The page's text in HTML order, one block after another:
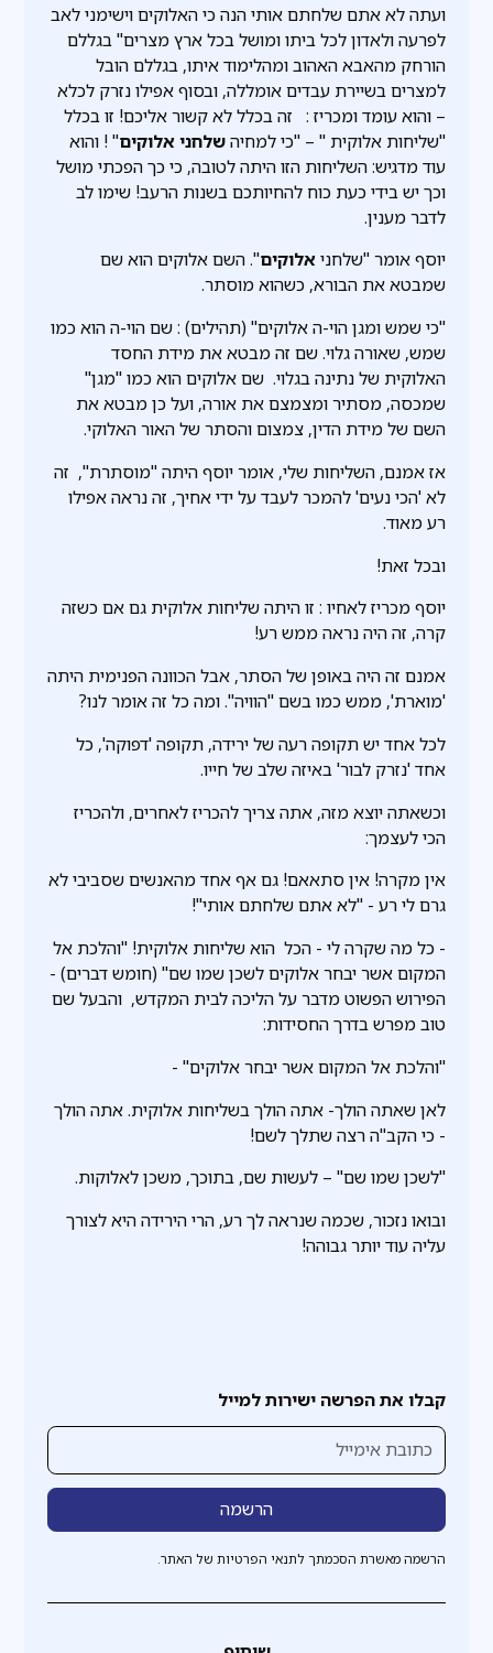
קבלו את הפרשה ישירות למייל
הרשמה מאשרת הסכמתך לתנאי הפרטיות של האתר.
ועתה לא אתם שלחתם אותי הנה כי האלוקים וישימני לאב
לפרעה ולאדון לכל ביתו ומושל בכל ארץ מצרים" בגללם
הורחק מהאבא האהוב ומהלימוד איתו, בגללם הובל
למצרים בשיירת עבדים אומללה, ובסוף אפילו נזרק לכלא
– והוא עומד ומכריז : זה בכלל לא קשור אליכם! זו בכלל
"שליחות אלוקית " – "כי למחיהשלחני אלוקים" ! והוא
עוד מדגיש: השליחות הזו היתה לטובה, כי כך הפכתי מושל
וכך יש בידי כעת כוח להחיותכם בשנות הרעב! שימו לב
לדבר מענין.
יוסף אומר "שלחניאלוקים". השם אלוקים הוא שם
שמבטא את הבורא, כשהוא מוסתר.
"כי שמש ומגן הוי-ה אלוקים" (תהילים) : שם הוי-ה הוא כמו
שמש, שאורה גלוי. שם זה מבטא את מידת החסד
האלוקית של נתינה בגלוי. שם אלוקים הוא כמו "מגן"
שמכסה, מסתיר ומצמצם את אורה, ועל כן מבטא את
השם של מידת הדין, צמצום והסתר של האור האלוקי.
אז אמנם, השליחות שלי, אומר יוסף היתה "מוסתרת", זה
לא 'הכי נעים' להמכר לעבד על ידי אחיך, זה נראה אפילו
רע מאוד.
ובכל זאת!
יוסף מכריז לאחיו : זו היתה שליחות אלוקית גם אם כשזה
קרה, זה היה נראה ממש רע!
אמנם זה היה באופן של הסתר, אבל הכוונה הפנימית היתה
'מוארת', ממש כמו בשם "הוויה". ומה כל זה אומר לנו?
לכל אחד יש תקופה רעה של ירידה, תקופה 'דפוקה', כל
אחד 'נזרק לבור' באיזה שלב של חייו.
וכשאתה יוצא מזה, אתה צריך להכריז לאחרים, ולהכריז
הכי לעצמך:
אין מקרה! אין סתאאם! גם אף אחד מהאנשים שסביבי לא
גרם לי רע - "לא אתם שלחתם אותי"!
- כל מה שקרה לי - הכל הוא שליחות אלוקית! "והלכת אל
המקום אשר יבחר אלוקים לשכן שמו שם" (חומש דברים) -
הפירוש הפשוט מדבר על הליכה לבית המקדש, והבעל שם
טוב מפרש בדרך החסידות:
"והלכת אל המקום אשר יבחר אלוקים" -
לאן שאתה הולך- אתה הולך בשליחות אלוקית. אתה הולך
- כי הקב"ה רצה שתלך לשם!
"לשכן שמו שם" – לעשות שם, בתוכך, משכן לאלוקות.
ובואו נזכור, שכמה שנראה לך רע, הרי הירידה היא לצורך
עליה עוד יותר גבוהה!